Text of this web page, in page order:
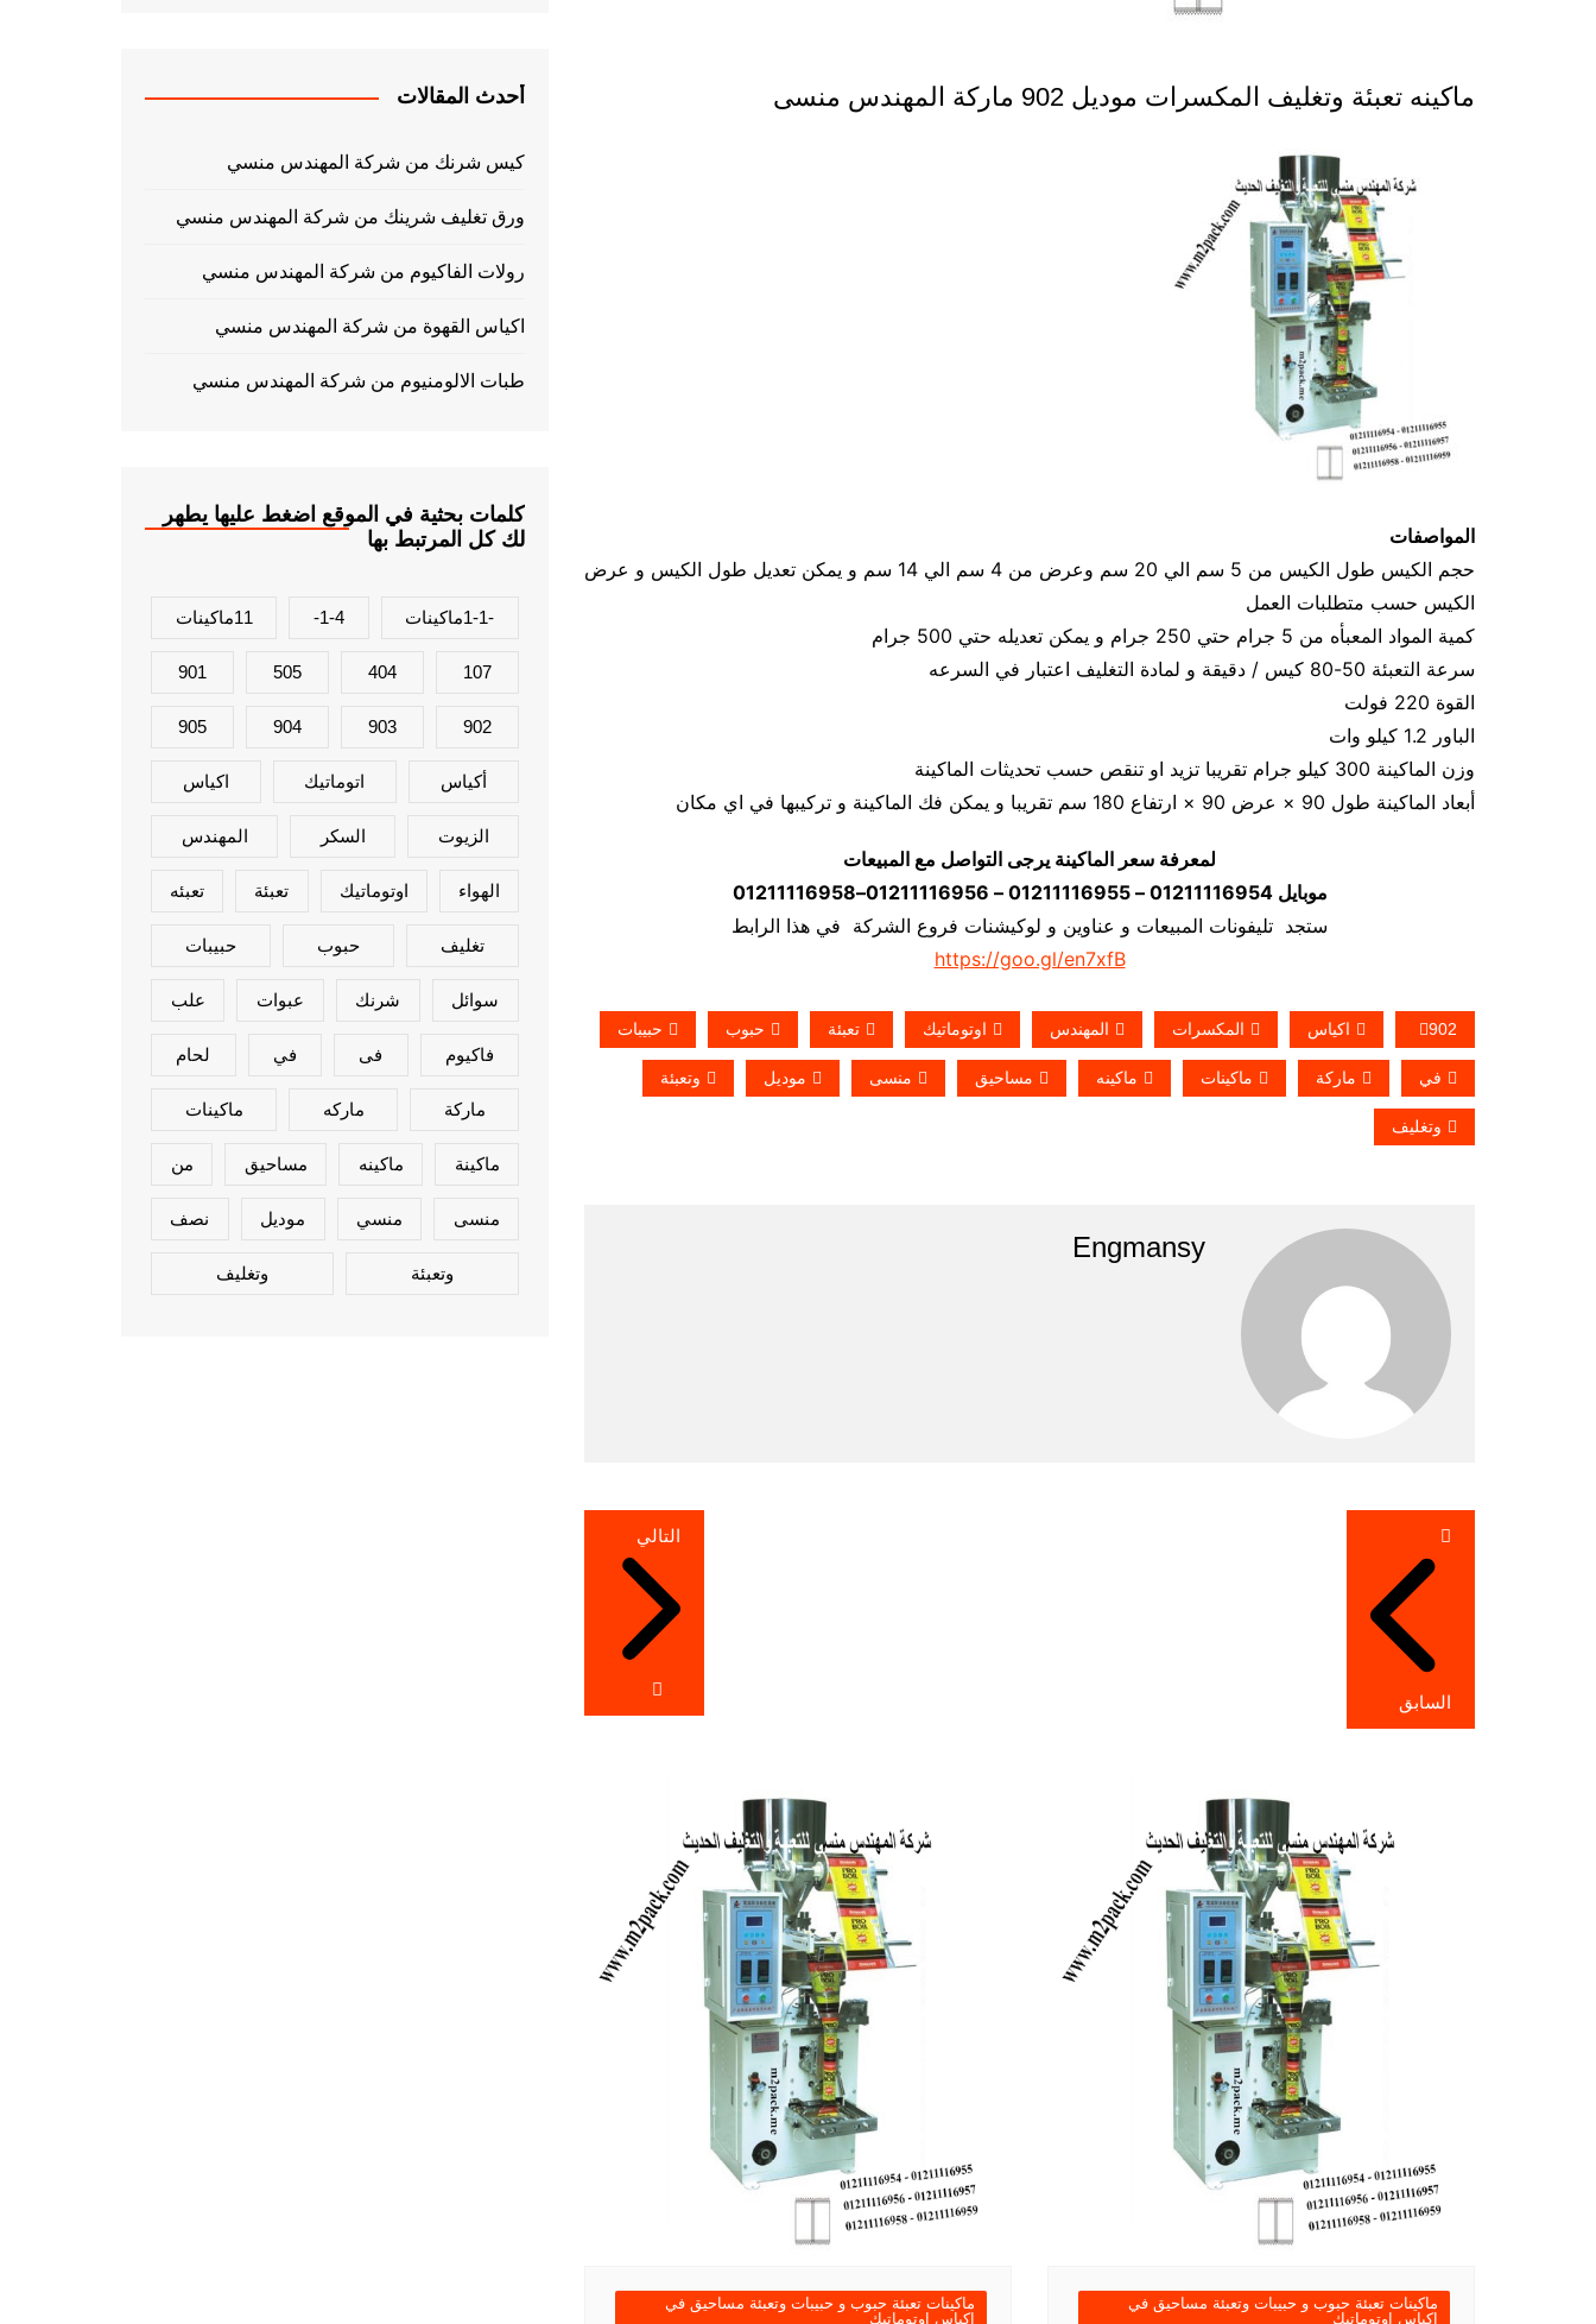
ماكينه تعبئة وتغليف المكسرات موديل 902 ماركة المهندس منسى
المواصفات
حجم الكيس طول الكيس من 5 سم الي 20 سم وعرض من 4 سم الي 14 سم و يمكن تعديل طول الكيس و عرض
الكيس حسب متطلبات العمل
كمية المواد المعبأه من 5 جرام حتي 250 جرام و يمكن تعديله حتي 500 جرام
سرعة التعبئة 50-80 كيس / دقيقة و لمادة التغليف اعتبار في السرعه
القوة 220 فولت
الباور 1.2 كيلو وات
وزن الماكينة 300 كيلو جرام تقريبا تزيد او تنقص حسب تحديثات الماكينة
أبعاد الماكينة طول 90 × عرض 90 × ارتفاع 180 سم تقريبا و يمكن فك الماكينة و تركيبها في اي مكان
لمعرفة سعر الماكينة يرجى التواصل مع المبيعات
موبايل 01211116954 – 01211116955 – 01211116956–01211116958
ستجد تليفونات المبيعات و عناوين و لوكيشنات فروع الشركة في هذا الرابط
https://goo.gl/en7xfB
902 اكياس المكسرات المهندس اوتوماتيك تعبئة حبوب حبيبات
في ماركة ماكينات ماكينه مساحيق منسى موديل وتعبئة
وتغليف
Engmansy
تصفّح
المقالات
السابق
التالي
ماكينات تعبئة حبوب و حبيبات وتعبئة مساحيق في
اكياس اوتوماتيك
ماكينات تعبئة حبوب و حبيبات وتعبئة مساحيق في
اكياس اوتوماتيك
أحدث المقالات
كيس شرنك من شركة المهندس منسي
ورق تغليف شرينك من شركة المهندس منسي
رولات الفاكيوم من شركة المهندس منسي
اكياس القهوة من شركة المهندس منسي
طبات الالومنيوم من شركة المهندس منسي
كلمات بحثية في الموقع اضغط عليها يطهر
لك كل المرتبط بها
-1-1ماكينات 1-4- 11ماكينات
107
404
505
901
902
903
904
905
أكياس اتوماتيك اكياس
الزيوت السكر المهندس
الهواء اوتوماتيك تعبئة تعبئه
تغليف حبوب حبيبات
سوائل شرنك عبوات علب
فاكيوم فى في لحام
ماركة ماركه ماكينات
ماكينة ماكينه مساحيق من
منسى منسي موديل نصف
وتعبئة وتغليف